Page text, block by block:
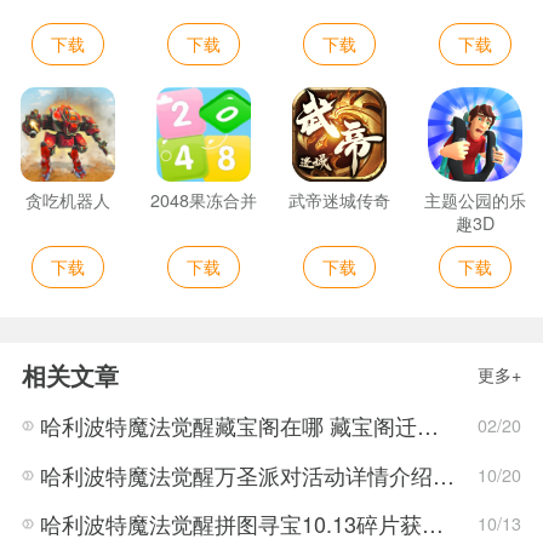
下载 下载 下载 下载
贪吃机器人
下载
2048果冻合并
下载
武帝迷城传奇
下载
主题公园的乐
趣3D
下载
相关文章 更多+
哈利波特魔法觉醒藏宝阁在哪 藏宝阁迁移位置介绍 02/20
哈利波特魔法觉醒万圣派对活动详情介绍 万圣节活动攻略 10/20
哈利波特魔法觉醒拼图寻宝10.13碎片获取方法 10/13